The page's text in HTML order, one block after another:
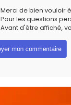
Merci de bien vouloir
Pour les questions
Avant d'être affiché,